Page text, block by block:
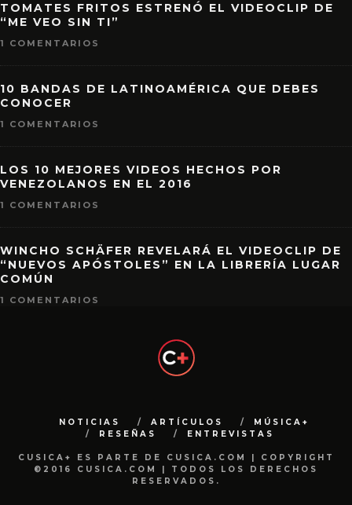
TOMATES FRITOS ESTRENÓ EL VIDEOCLIP DE
“ME VEO SIN TI”
1 COMENTARIOS
10 BANDAS DE LATINOAMÉRICA QUE DEBES
CONOCER
1 COMENTARIOS
LOS 10 MEJORES VIDEOS HECHOS POR
VENEZOLANOS EN EL 2016
1 COMENTARIOS
WINCHO SCHÄFER REVELARÁ EL VIDEOCLIP DE
“NUEVOS APÓSTOLES” EN LA LIBRERÍA LUGAR
COMÚN
1 COMENTARIOS
NOTICIAS ARTÍCULOS
MÚSICA+
RESEÑAS
ENTREVISTAS
CUSICA+ ES PARTE DE CUSICA.COM | COPYRIGHT
©2016 CUSICA.COM | TODOS LOS DERECHOS
RESERVADOS.